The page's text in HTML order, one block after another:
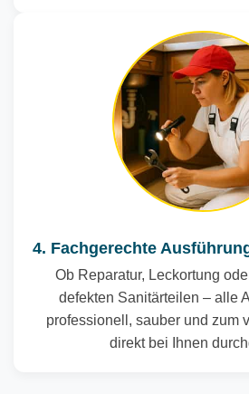
4. Fachgerechte
Ob Reparatur, Leckortung
defekten Sanitärteilen – alle
professionell, sauber und zum
direkt bei Ihnen